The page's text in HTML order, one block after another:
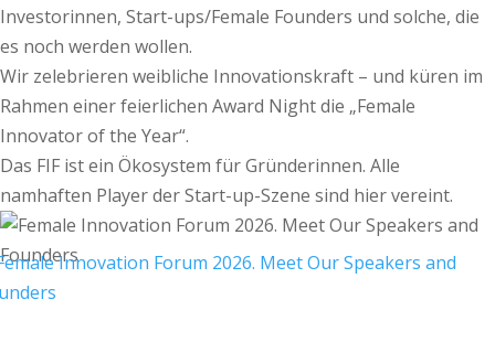
Investorinnen, Start-ups/Female Founders und solche, die
es noch werden wollen.
Wir zelebrieren weibliche Innovationskraft – und küren im
Rahmen einer feierlichen Award Night die „Female
Innovator of the Year“.
Das FIF ist ein Ökosystem für Gründerinnen. Alle
namhaften Player der Start-up-Szene sind hier vereint.